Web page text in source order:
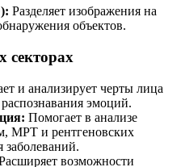
Разделяет изображения на
объектов.
секторах
и анализирует черты лица
эмоций.
Помогает в анализе
МРТ и рентгеновских
возможности